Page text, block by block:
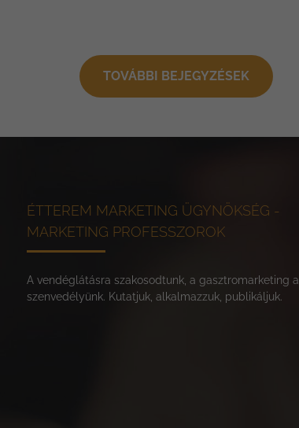
TOVÁBBI BEJEGYZÉSEK
ÉTTEREM MARKETING ÜGYNÖKSÉG -
MARKETING PROFESSZOROK
A vendéglátásra szakosodtunk, a gasztromarketing a
szenvedélyünk. Kutatjuk, alkalmazzuk, publikáljuk.